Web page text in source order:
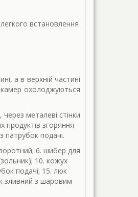
встановлення
а в верхній частині
камер охолоджуються
металеві стінки
продуктів згоряння
патрубок подачі.
6. шибер для
10. кожух
подачі; 15. люк
зливний з шаровим